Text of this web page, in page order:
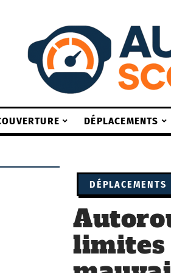
DÉPLACEMENTS
DÉPLACEMENTS
limites